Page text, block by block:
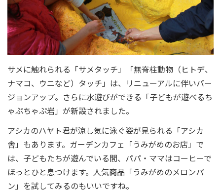
サメに触れられる「サメタッチ」「無脊柱動物（ヒトデ、
ナマコ、ウニなど）タッチ」は、リニューアルに伴いバー
ジョンアップ。さらに水遊びができる「子どもが遊べるち
ゃぷちゃぷ岩」が新設されました。
アシカのハヤト君が涼し気に泳ぐ姿が見られる「アシカ
舎」もあります。ガーデンカフェ「うみがめのお店」で
は、子どもたちが遊んでいる間、パパ・ママはコーヒーで
ほっとひと息つけます。人気商品「うみがめのメロンパ
ン」を試してみるのもいいですね。